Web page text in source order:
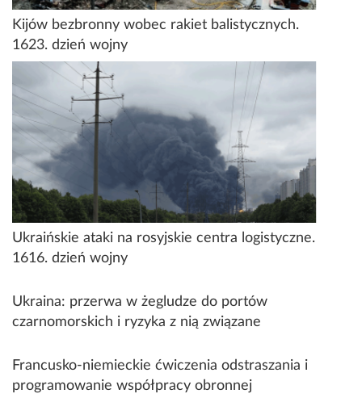
Kijów bezbronny wobec rakiet balistycznych.
1623. dzień wojny
Ukraińskie ataki na rosyjskie centra logistyczne.
1616. dzień wojny
Ukraina: przerwa w żegludze do portów
czarnomorskich i ryzyka z nią związane
Francusko-niemieckie ćwiczenia odstraszania i
programowanie współpracy obronnej